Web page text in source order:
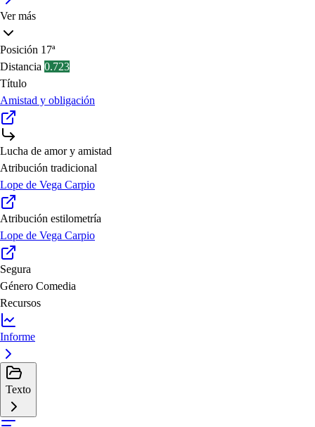
Ver más
Posición 17ª
Distancia 0.723
Título
Amistad y obligación
Lucha de amor y amistad
Atribución tradicional
Lope de Vega Carpio
Atribución estilometría
Lope de Vega Carpio
Segura
Género Comedia
Recursos
Informe
Texto